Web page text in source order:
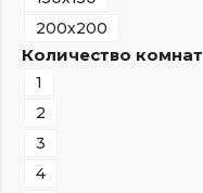
200х200
Количество комнат
1
2
3
4